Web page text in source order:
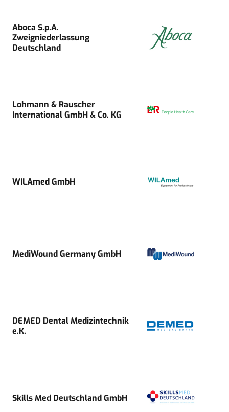
Aboca S.p.A.
Zweigniederlassung
Deutschland
Lohmann & Rauscher
International GmbH & Co. KG
WILAmed GmbH
MediWound Germany GmbH
DEMED Dental Medizintechnik
e.K.
Skills Med Deutschland GmbH